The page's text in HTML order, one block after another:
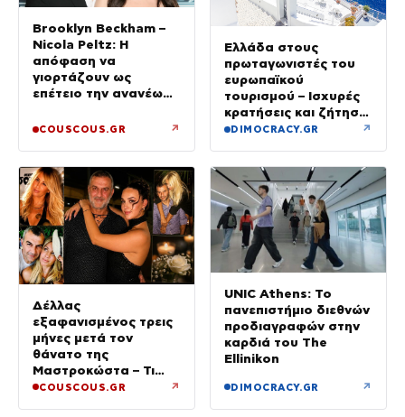
Brooklyn Beckham –
Nicola Peltz: Η
απόφαση να
γιορτάζουν ως
επέτειο την ανανέωση
«Είχε καταλήξει να
COUSCOUS.GR ↗
Ελλάδα στους
πρωταγωνιστές του
ευρωπαϊκού
τουρισμού – Ισχυρές
κρατήσεις και ζήτηση
πέρα από το
DIMOCRACY.GR ↗
Δέλλας
εξαφανισμένος τρεις
μήνες μετά τον
θάνατο της
Μαστροκώστα – Τι
ζήτησε από την κόρη
COUSCOUS.GR ↗
UNIC Athens: Το
πανεπιστήμιο διεθνών
προδιαγραφών στην
καρδιά του The
Ellinikon
DIMOCRACY.GR ↗